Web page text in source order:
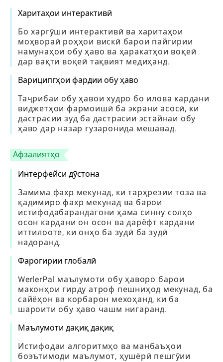
Харитаҳои интерактивӣ
Бо харгӯши интерактивӣ ва харитаҳои
моҳвораӣ роҳҳои вискӣ барои пайгирии
намунаҳои обу ҳаво ва ҳаракатҳои воқеӣ
дар вақти воқеӣ тақвият медиҳанд.
Вариципгҳои фардии обу ҳаво
Таҷрибаи обу ҳавои худро бо илова кардани
виджетҳои фармоишӣ ба экрани асосӣ, ки
дастрасии зуд ба дастрасии эстайнаи обу
ҳаво дар назар гузаронида мешавад.
Афзалиятҳо
Интерфейси дӯстона
Замима фахр мекунад, ки тарҳрезии тоза ва
қадимиро фахр мекунад ва барои
истифодабарандагони ҳама синну солҳо
осон кардани он осон ва дарёфт кардани
иттилооте, ки онҳо ба зудӣ ба зудӣ
надоранд.
Фарогирии глобалӣ
WerlerPal маълумоти обу ҳаворо барои
маконҳои гирду атроф пешниҳод мекунад, ба
сайёҳон ва корбарон мехоҳанд, ки ба
шароити обу ҳаво чашм нигаранд.
Маълумоти дақиқ дақиқ
Истифодаи алгоритмҳо ва манбаъҳои
боэътимоди маълумот, ҳушёрӣ пешгӯии